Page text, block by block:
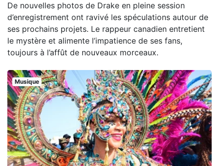
De nouvelles photos de Drake en pleine session
d’enregistrement ont ravivé les spéculations autour de
ses prochains projets. Le rappeur canadien entretient
le mystère et alimente l’impatience de ses fans,
toujours à l’affût de nouveaux morceaux.
Musique